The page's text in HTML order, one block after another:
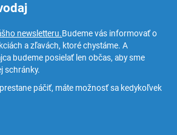
newsletteru.Budeme vás informovať o
a zľavách, ktoré chystáme. A
budeme posielať len občas, aby sme
schránky.
páčiť, máte možnosť sa kedykoľvek